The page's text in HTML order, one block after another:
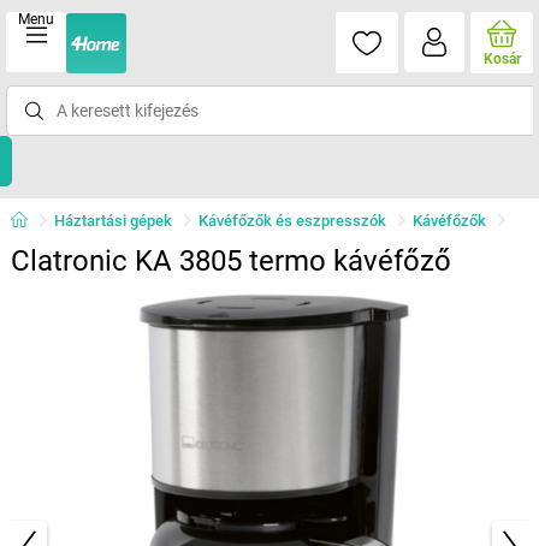
Menu
Kosár
Háztartási gépek Kávéfőzők és eszpresszók Kávéfőzők
Clatronic KA 3805 termo kávéfőző